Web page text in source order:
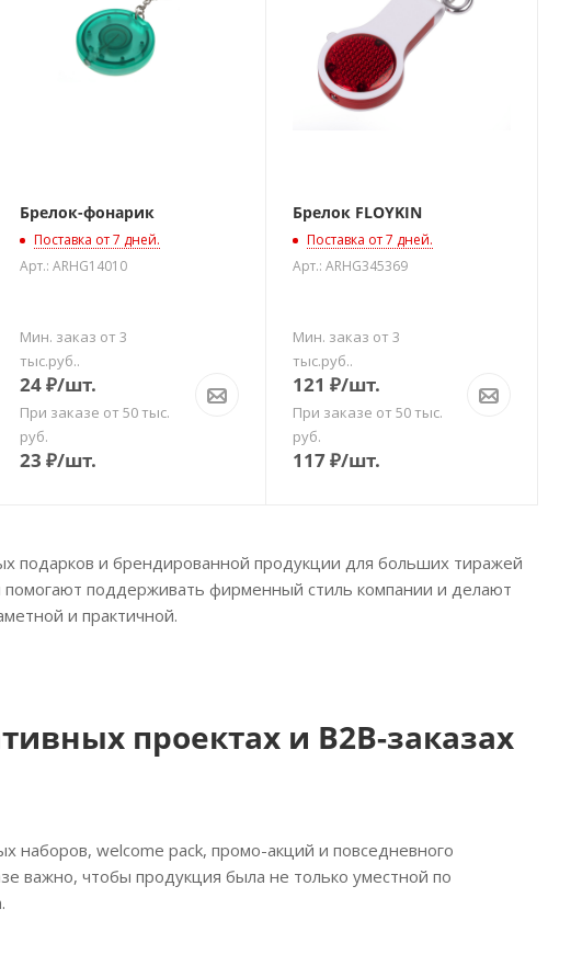
Брелок-фонарик
Поставка от 7 дней.
Арт.: ARHG14010
Мин. заказ от 3
тыс.руб..
24₽/шт.
При заказе от 50 тыс.
руб.
23 ₽/шт.
Брелок FLOYKIN
Поставка от 7 дней.
Арт.: ARHG345369
Мин. заказ от 3
тыс.руб..
121 ₽/шт.
При заказе от 50 тыс.
руб.
117₽/шт.
подарков и брендированной продукции для больших тиражей
поддерживать фирменный стиль компании и делают
и практичной.
проектах и B2B-заказах
наборов, welcome pack, промо-акций и повседневного
важно, чтобы продукция была не только уместной по